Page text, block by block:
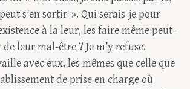
s’en sortir ». Qui serais-je pour
à la leur, les faire même peut-
leur mal-être ? Je m’y refuse.
avec eux, les mêmes que celle que
de prise en charge où